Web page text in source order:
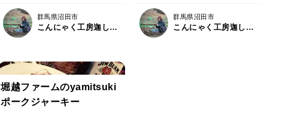
群馬県沼田市
こんにゃく工房迦しょう
群馬県沼田市
こんにゃく工房迦しょう
堀越ファームのyamitsuki
ポークジャーキー